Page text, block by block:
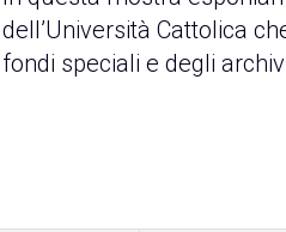
dell’Università Cattolica
fondi speciali e degli